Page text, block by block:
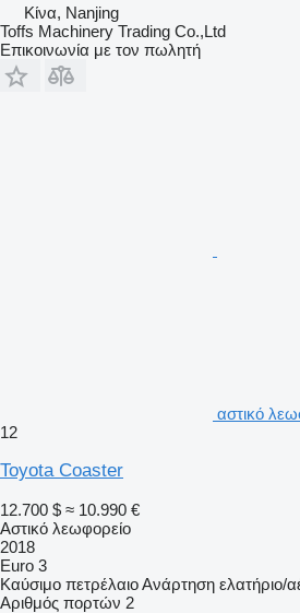
Κίνα, Nanjing
Toffs Machinery Trading Co.,Ltd
Επικοινωνία με τον πωλητή
αστικό
12
Toyota Coaster
12.700 $ ≈ 10.990 €
Αστικό λεωφορείο
2018
Euro 3
Καύσιμο πετρέλαιοΑνάρτηση ελατήριο/
Αριθμός πορτών 2